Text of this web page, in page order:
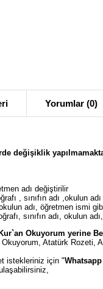
Yorumlar (0)
değişiklik
adı değiştirilir
, sınıfın adı ,okulun
adı, öğretmen ismi
sınıfın adı, okulun
Okuyorum yerine
Atatürk Rozeti,
istekleriniz için "Whatsapp